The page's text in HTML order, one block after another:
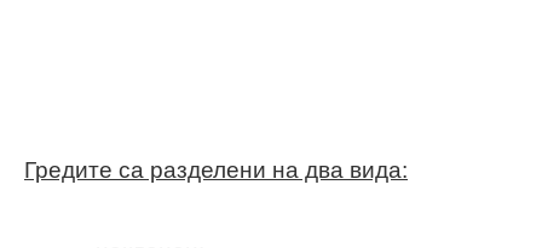
Гредите са разделени на два вида: